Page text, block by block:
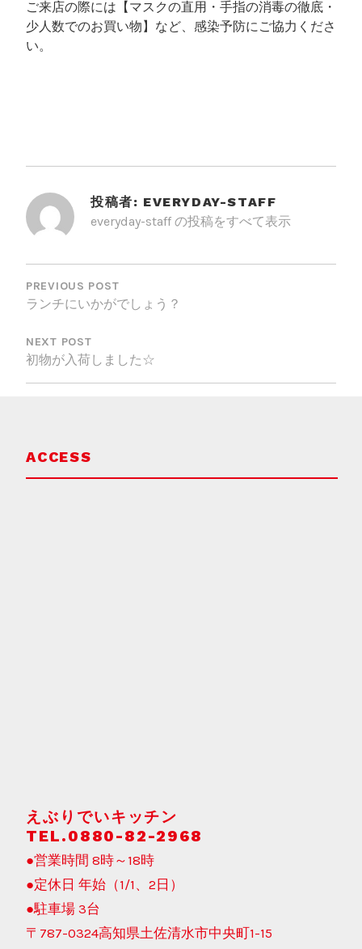
ご来店の際には【マスクの直用・手指の消毒の徹底・
少人数でのお買い物】など、感染予防にご協力くださ
い。
投稿者: EVERYDAY-STAFF
everyday-staff の投稿をすべて表示
投
稿
ナ
ビ
ゲ
ン
PREVIOUS POST
ランチにいかがでしょう？
NEXT POST
初物が入荷しました☆
ACCESS
えぶりでいキッチン
TEL.0880-82-2968
●営業時間 8時～18時
●定休日 年始（1/1、2日）
●駐車場 3台
〒787-0324高知県土佐清水市中央町1-15